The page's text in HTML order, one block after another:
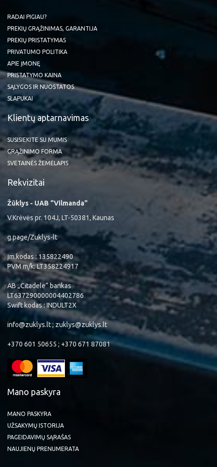
RADAI PIGIAU?
PREKIŲ GRĄŽINIMAS, GARANTIJA
PREKIŲ PRISTATYMAS
PRIVATUMO POLITIKA
APIE ĮMONĘ
PRISTATYMO KAINA
SĄLYGOS IR NUOSTATOS
SLAPUKAI
Klientų aptarnavimas
SUSISIEKITE SU MUMIS
GRĄŽINIMO FORMA
SVETAINĖS ŽEMĖLAPIS
Rekvizitai
Žūklys - UAB "Vilmanda"
V.Krėvės pr. 104J, LT-50381, Kaunas
g.page/Zuklys-lt
Įm.kodas : 135822490
PVM m/k: LT358224917
AB „Citadele“ bankas
LT637290000004402786
Swift kodas : INDULT2X
info@zuklys.lt ; zuklys@zuklys.lt
+370 601 50655 ; +370 671 87081
Mano paskyra
MANO PASKYRA
UŽSAKYMŲ ISTORIJA
PAGEIDAVIMŲ SĄRAŠAS
NAUJIENŲ PRENUMERATA